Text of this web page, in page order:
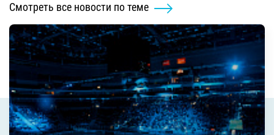
Смотреть все новости по теме